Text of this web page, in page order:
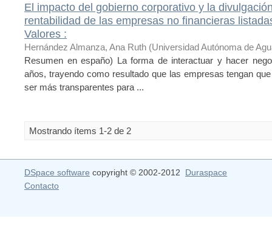
El impacto del gobierno corporativo y la
rentabilidad de las empresas no financieras
Valores :
Hernández Almanza, Ana Ruth (Universidad Autónoma de
Resumen en españo) La forma de interactuar y hacer
años, trayendo como resultado que las empresas tengan
ser más transparentes para ...
Mostrando ítems 1-2 de 2
DSpace software copyright © 2002-2012 Duraspace
Contacto